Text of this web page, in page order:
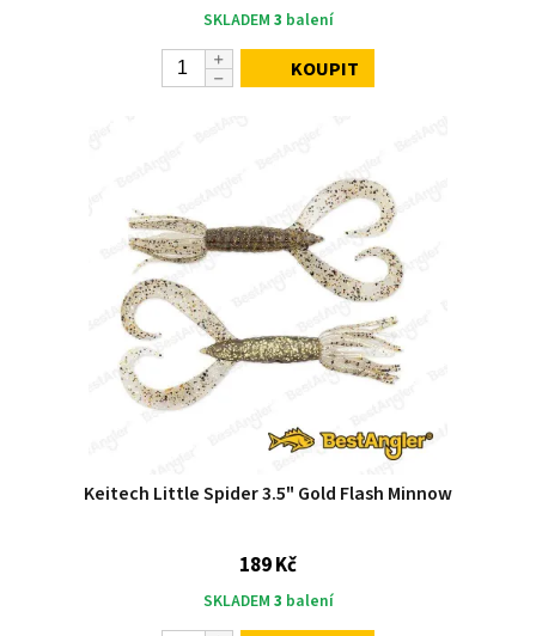
SKLADEM 3 balení
KOUPIT
Keitech Little Spider 3.5" Gold Flash Minnow
189 Kč
SKLADEM 3 balení